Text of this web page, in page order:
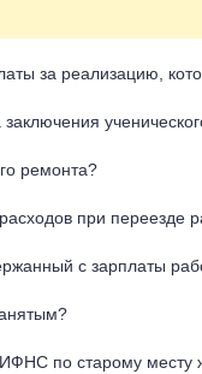
за реализацию,
ремонта?
при переезде
с зарплаты
по старому месту